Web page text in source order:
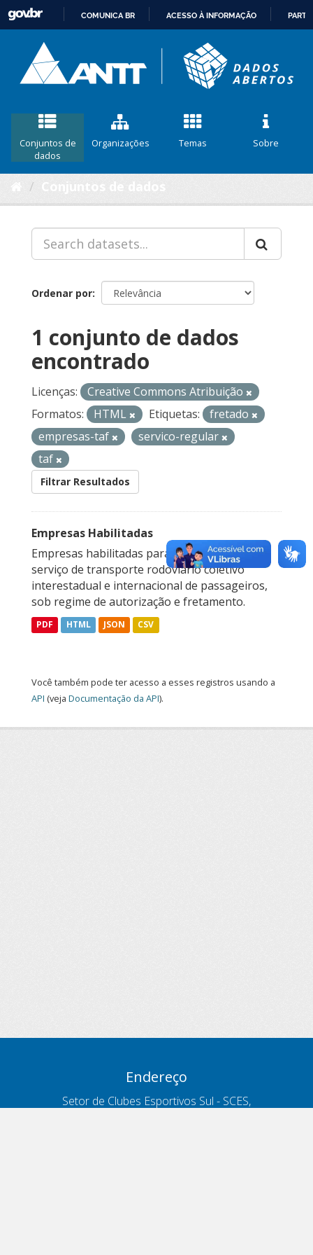
CONTEÚDO
COMUNICA BR ACESSO À INFORMAÇÃO
Conjuntos de
dados
Organizações Temas Sobre
Ordenar por
1 conjunto de dados
encontrado
Licenças:
Creative Commons Atribuição
Formatos:
HTML Etiquetas:
fretado
empresas-taf
servico-regular
taf
Filtrar Resultados
Empresas Habilitadas
Empresas habilitadas para a prestação do
serviço de transporte rodoviário coletivo
interestadual e internacional de passageiros,
sob regime de autorização e fretamento.
PDF HTML JSON CSV
Você também pode ter acesso a esses registros usando a
API (veja Documentação da API).
Endereço
Setor de Clubes Esportivos Sul - SCES,